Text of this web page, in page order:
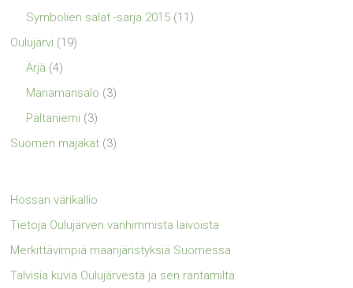
Symbolien salat -sarja 2015 (11)
Oulujärvi (19)
Ärjä (4)
Manamansalo (3)
Paltaniemi (3)
Suomen majakat (3)
Hossan värikallio
Tietoja Oulujärven vanhimmista laivoista
Merkittävimpiä maanjäristyksiä Suomessa
Talvisia kuvia Oulujärvestä ja sen rantamilta